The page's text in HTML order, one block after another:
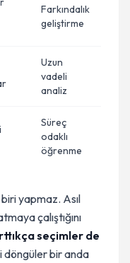
Farkındalık
geliştirme
Uzun
vadeli
analiz
Süreç
odaklı
öğrenme
biri yapmaz. Asıl
çalıştığını
seçimler de
döngüler bir anda